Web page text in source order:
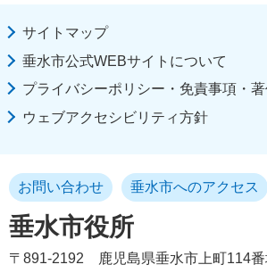
サイトマップ
垂水市公式WEBサイトについて
プライバシーポリシー・免責事項・
ウェブアクセシビリティ方針
垂水市役所
お問い合わせ 垂水市へのアクセス
〒891-2192 鹿児島県垂水市上町114